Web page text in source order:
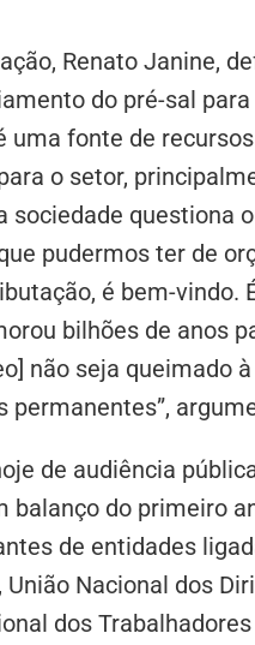
Renato Janine,
do pré-sal
uma fonte de recursos
o setor,
sociedade questiona
pudermos ter de
é bem-vindo.
bilhões de anos
não seja queimado
permanentes”,
de audiência
balanço do primeiro
de entidades
União Nacional dos
dos